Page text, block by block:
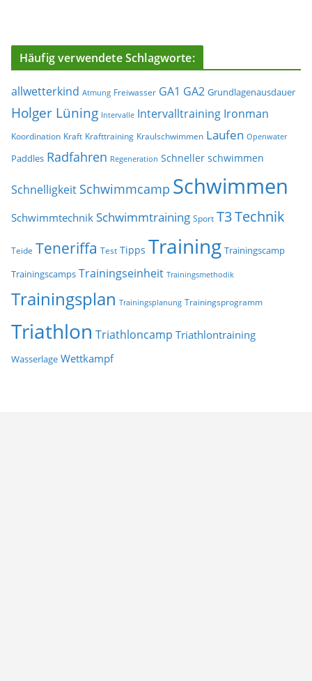
Häufig verwendete Schlagworte:
allwetterkind Atmung Freiwasser GA1 GA2 Grundlagenausdauer
Holger Lüning Intervalle Intervalltraining Ironman
Koordination Kraft Krafttraining Kraulschwimmen Laufen Openwater
Paddles Radfahren Regeneration Schneller schwimmen
Schnelligkeit Schwimmcamp Schwimmen
Schwimmtechnik Schwimmtraining Sport T3Technik
Teide Teneriffa Test Tipps Training Trainingscamp
Trainingscamps Trainingseinheit Trainingsmethodik
Trainingsplan Trainingsplanung Trainingsprogramm
Triathlon Triathloncamp Triathlontraining
Wasserlage Wettkampf